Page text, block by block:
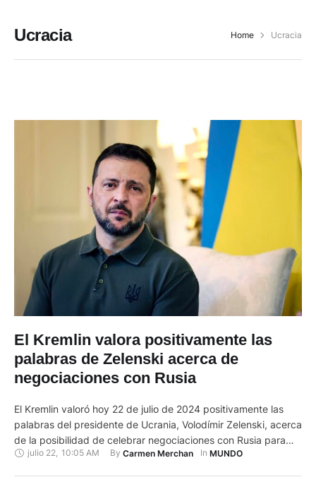
Ucracia Home Ucracia
El Kremlin valora positivamente las
palabras de Zelenski acerca de
negociaciones con Rusia
El Kremlin valoró hoy 22 de julio de 2024 positivamente las
palabras del presidente de Ucrania, Volodímir Zelenski, acerca
de la posibilidad de celebrar negociaciones con Rusia para
poner fin a la guerra. "Esto, desde luego, es mejor que las
julio 22, 10:05 AM By Carmen Merchan In MUNDO